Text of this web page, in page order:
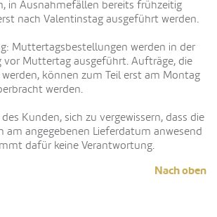
in Ausnahmefällen bereits frühzeitig
nach Valentinstag ausgeführt werden.
Muttertagsbestellungen werden in der
vor Muttertag ausgeführt. Aufträge, die
können zum Teil erst am Montag
werden.
Kunden, sich zu vergewissern, dass die
am angegebenen Lieferdatum anwesend
dafür keine Verantwortung.
Nach oben